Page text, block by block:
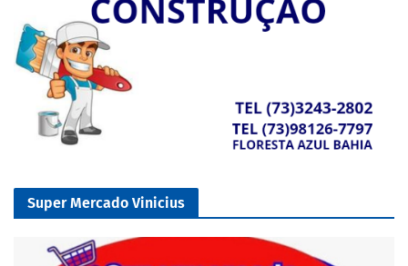
Super Mercado Vinicius